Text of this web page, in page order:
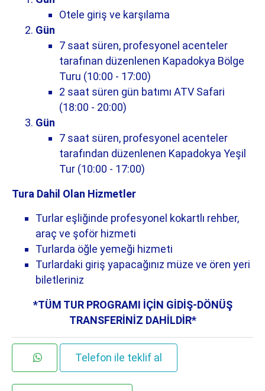
Otele giriş ve karşılama
Gün
7 saat süren, profesyonel acenteler
tarafınan düzenlenen Kapadokya Bölge
Turu (10:00 - 17:00)
2 saat süren gün batımı ATV Safari
(18:00 - 20:00)
Gün
7 saat süren, profesyonel acenteler
tarafından düzenlenen Kapadokya Yeşil
Tur (10:00 - 17:00)
Tura Dahil Olan Hizmetler
Turlar eşliğinde profesyonel kokartlı rehber,
araç ve şoför hizmeti
Turlarda öğle yemeği hizmeti
Turlardaki giriş yapacağınız müze ve ören yeri
biletleriniz
*TÜM TUR PROGRAMI İÇİN GİDİŞ-DÖNÜŞ
TRANSFERİNİZ DAHİLDİR*
Telefon ile teklif al